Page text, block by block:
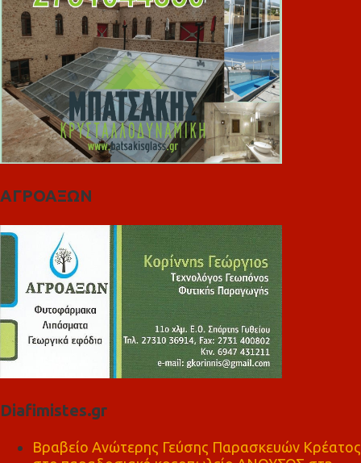
ΑΓΡΟΑΞΩΝ
Diafimistes.gr
Βραβείο Ανώτερης Γεύσης Παρασκευών Κρέατος